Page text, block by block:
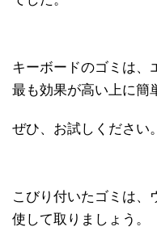
キーボードのゴミは、
最も効果が高い上に簡
ぜひ、お試しください。
こびり付いたゴミは、
使して取りましょう。